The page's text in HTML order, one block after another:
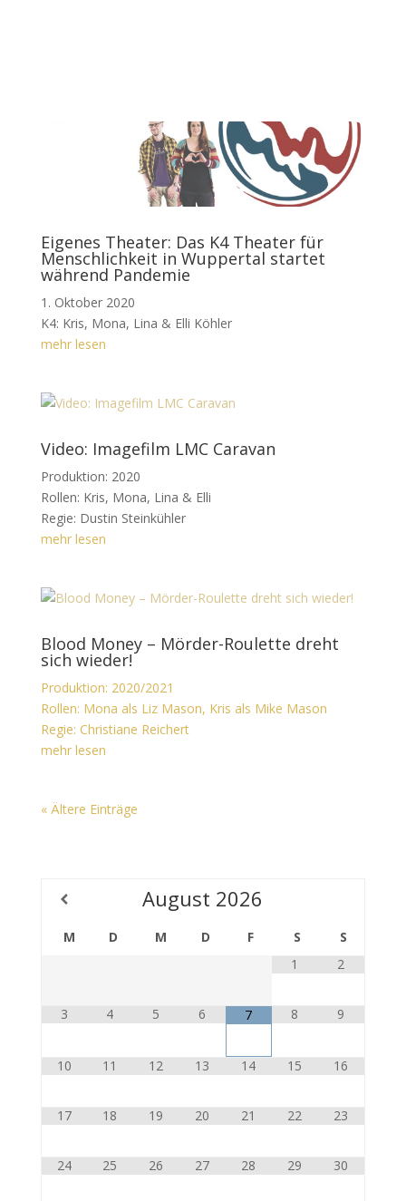
Eigenes Theater: Das K4 Theater für
Menschlichkeit in Wuppertal startet
während Pandemie
1. Oktober 2020
K4: Kris, Mona, Lina & Elli Köhler
mehr lesen
Video: Imagefilm LMC Caravan
Produktion: 2020
Rollen: Kris, Mona, Lina & Elli
Regie: Dustin Steinkühler
mehr lesen
Blood Money – Mörder-Roulette dreht
sich wieder!
Produktion: 2020/2021
Rollen: Mona als Liz Mason, Kris als Mike Mason
Regie: Christiane Reichert
mehr lesen
« Ältere Einträge
August 2026
M D M D F S
S
1
2
3 4 5 6 7 8 9
10 11 12 13 14 15 16
17 18 19 20 21 22 23
24 25 26 27 28 29 30